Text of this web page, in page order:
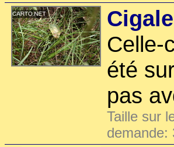
Celle-
été
pas
Taille sur